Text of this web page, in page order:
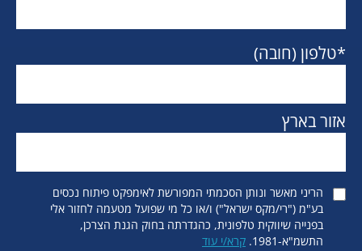
*טלפון (חובה)
אזור בארץ
הריני מאשר ונותן הסכמתי המפורשת לאימפקט פיתוח נכסים
בע"מ ("רי/מקס ישראל") ו/או כל מי שפועל מטעמה לחזור אלי
בפנייה שיווקית טלפונית, כהגדרתה בחוק הגנת הצרכן,
התשמ"א-1981.
קרא/י עוד